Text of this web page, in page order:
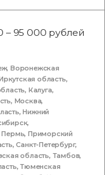
– 95 000 рублей
,Воронежская
область,
, Калуга,
, Москва,
,Нижний
,
Пермь,Приморский
,Санкт-Петербург,
область, Тамбов,
,Тюменская